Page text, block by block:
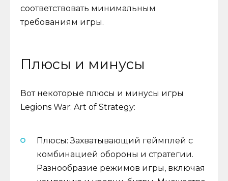
соответствовать минимальным
требованиям игры.
Плюсы и минусы
Вот некоторые плюсы и минусы игры
Legions War: Art of Strategy:
Плюсы: Захватывающий геймплей с
комбинацией обороны и стратегии.
Разнообразие режимов игры, включая